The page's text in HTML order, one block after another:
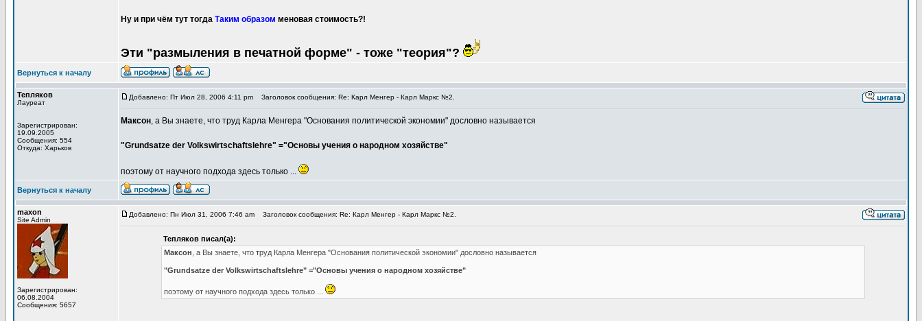
Ну и при чём тут тогда Таким образом меновая стоимость?!
Эти "размыления в печатной форме" - тоже "теория"?
Вернуться к началу
Тепляков
Лауреат
Зарегистрирован:
19.09.2005
Сообщения: 554
Откуда: Харьков
Добавлено: Пт Июл 28, 2006 4:11 pm Заголовок сообщения: Re: Карл Менгер - Карл Маркс №2.
Максон, а Вы знаете, что труд Карла Менгера "Основания политической экономии" дословно называется
"Grundsatze der Volkswirtschaftslehre" ="Основы учения о народном хозяйстве"
поэтому от научного подхода здесь только ...
Вернуться к началу
maxon
Site Admin
Зарегистрирован:
06.08.2004
Сообщения: 5657
Добавлено: Пн Июл 31, 2006 7:46 am Заголовок сообщения: Re: Карл Менгер - Карл Маркс №2.
Тепляков писал(а):
Максон , а Вы знаете, что труд Карла Менгера "Основания политической экономии" дословно называется
"Grundsatze der Volkswirtschaftslehre" ="Основы учения о народном хозяйстве"
поэтому от научного подхода здесь только ...